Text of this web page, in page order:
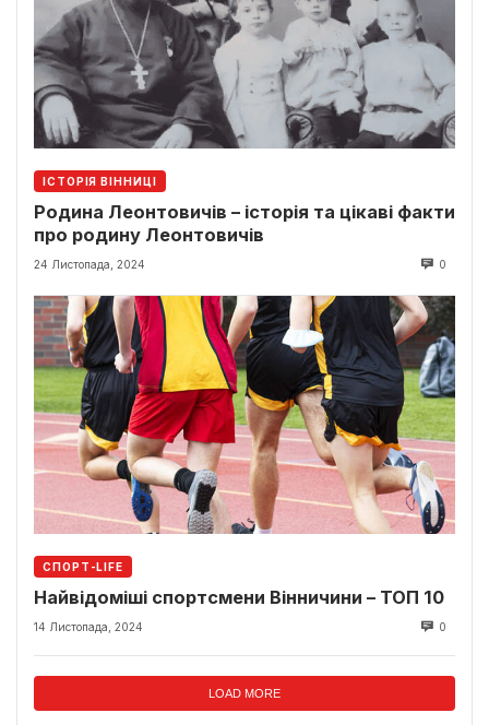
ІСТОРІЯ ВІННИЦІ
Родина Леонтовичів – історія та цікаві факти
про родину Леонтовичів
24 Листопада, 2024 0
СПОРТ-LIFE
Найвідоміші спортсмени Вінничини – ТОП 10
14 Листопада, 2024 0
LOAD MORE